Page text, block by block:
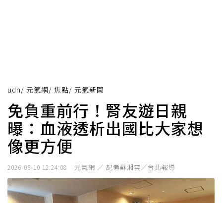
udn/ 元氣網/ 焦點/ 元氣新聞
免負重前行！腎友遊日親
曝：血液透析出國比大家想
像更方便
2026-06-10 12:24:08 元氣網 ／ 記者蘇湘雲／台北報導